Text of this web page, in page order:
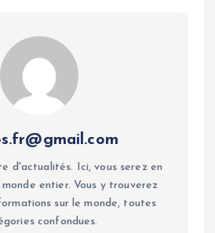
d'actualités. Ici, vous serez en
entier. Vous y trouverez
sur le monde, toutes
confondues.